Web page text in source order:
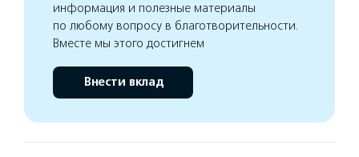
информация и полезные материалы
по любому вопросу в благотворительности.
Вместе мы этого достигнем
Внести вклад